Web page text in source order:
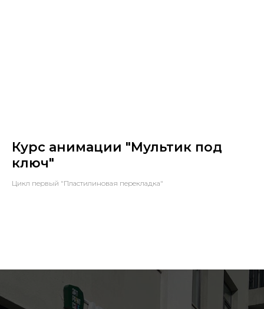
Курс анимации "Мультик под
ключ"
Цикл первый "Пластилиновая перекладка"